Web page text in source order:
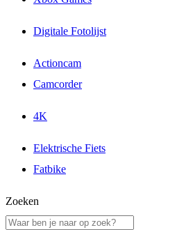
Digitale Fotolijst
Actioncam
Camcorder
4K
Elektrische Fiets
Fatbike
Zoeken